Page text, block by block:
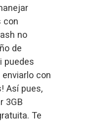
con
no
de
puedes
con
Así pues,
3GB
Te